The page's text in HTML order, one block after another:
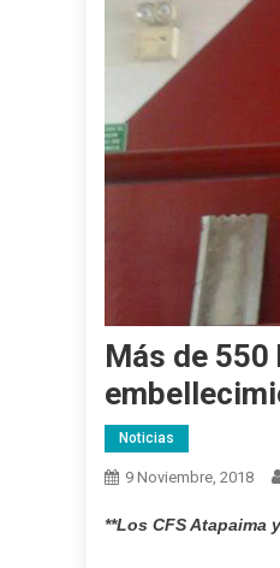
Más de
Noticias
9 Noviembre, 2018
**Los CFS Atapaima